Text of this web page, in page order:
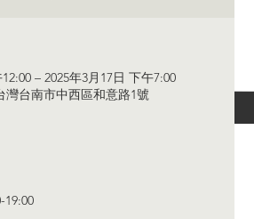
– 2025年3月17日 下午7:00
灣台南市中西區和意路1號
19:00